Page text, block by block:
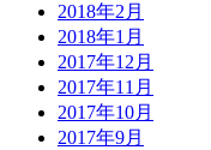
2018年2月
2018年1月
2017年12月
2017年11月
2017年10月
2017年9月